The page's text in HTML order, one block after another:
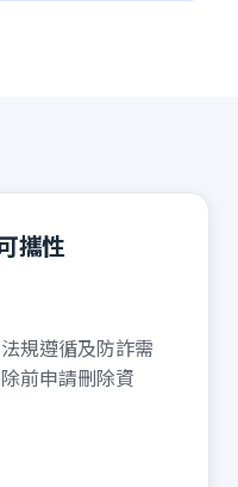
攜性
規遵循及防詐需
前申請刪除資